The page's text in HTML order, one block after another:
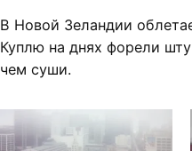
В Новой Зеландии
Куплю на днях форели
чем суши.